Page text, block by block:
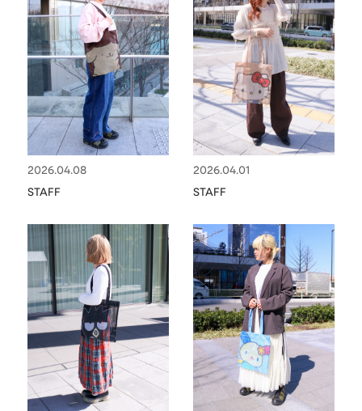
2026.04.08
STAFF
2026.04.01
STAFF